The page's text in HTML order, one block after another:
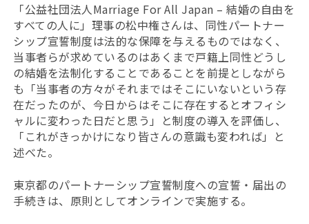
「公益社団法人Marriage For All Japan – 結婚の自由を
すべての人に」理事の松中権さんは、同性パートナー
シップ宣誓制度は法的な保障を与えるものではなく、
当事者らが求めているのはあくまで戸籍上同性どうし
の結婚を法制化することであることを前提としながら
も「当事者の方々がそれまではそこにいないという存
在だったのが、今日からはそこに存在するとオフィシ
ャルに変わった日だと思う」と制度の導入を評価し、
「これがきっかけになり皆さんの意識も変われば」と
述べた。
東京都のパートナーシップ宣誓制度への宣誓・届出の
手続きは、原則としてオンラインで実施する。